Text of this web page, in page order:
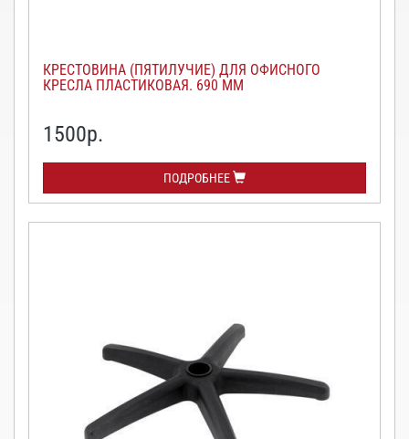
КРЕСТОВИНА (ПЯТИЛУЧИЕ) ДЛЯ ОФИСНОГО
КРЕСЛА ПЛАСТИКОВАЯ. 690 ММ
1500р.
ПОДРОБНЕЕ